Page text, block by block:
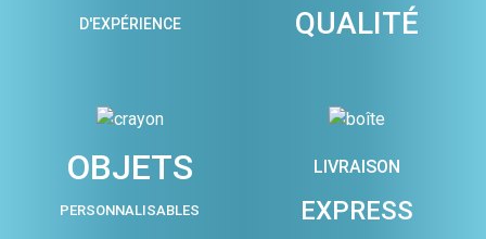
D'EXPÉRIENCE QUALITÉ
OBJETS
PERSONNALISABLES
LIVRAISON
EXPRESS